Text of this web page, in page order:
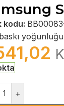
kodu:
+